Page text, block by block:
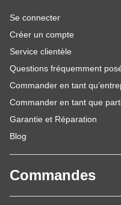
Se connecter
Créer un compte
Service clientèle
Questions fréquemment
Commander en tant
Commander en tant que
Garantie et Réparation
Blog
Commandes